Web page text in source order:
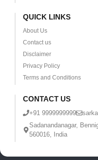
QUICK LINKS
About Us
Contact us
Disclaimer
Privacy Policy
Terms and Conditions
CONTACT US
+91 9999999999
Sadanandanagar,
560016, India